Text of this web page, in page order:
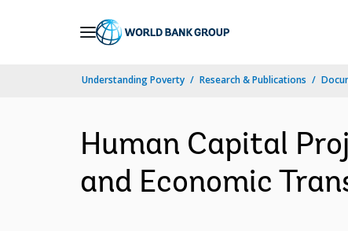
Understanding Poverty Research & Publications
Human Capital
and Economic